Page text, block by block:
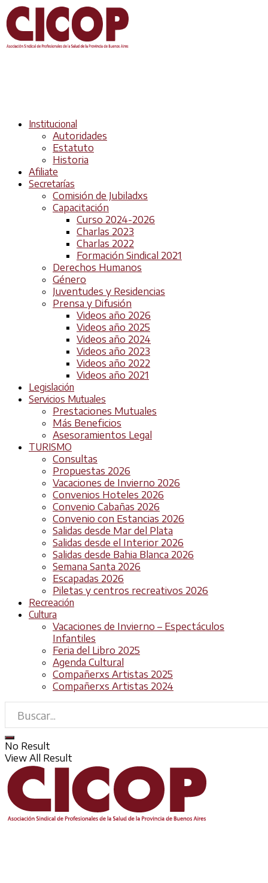
Institucional
Autoridades
Estatuto
Historia
Afiliate
Secretarías
Comisión de Jubiladxs
Capacitación
Curso 2024-2026
Charlas 2023
Charlas 2022
Formación Sindical 2021
Derechos Humanos
Género
Juventudes y Residencias
Prensa y Difusión
Videos año 2026
Videos año 2025
Videos año 2024
Videos año 2023
Videos año 2022
Videos año 2021
Legislación
Servicios Mutuales
Prestaciones Mutuales
Más Beneficios
Asesoramientos Legal
TURISMO
Consultas
Propuestas 2026
Vacaciones de Invierno 2026
Convenios Hoteles 2026
Convenio Cabañas 2026
Convenio con Estancias 2026
Salidas desde Mar del Plata
Salidas desde el Interior 2026
Salidas desde Bahia Blanca 2026
Semana Santa 2026
Escapadas 2026
Piletas y centros recreativos 2026
Recreación
Cultura
Vacaciones de Invierno – Espectáculos
Infantiles
Feria del Libro 2025
Agenda Cultural
Compañerxs Artistas 2025
Compañerxs Artistas 2024
No Result
View All Result